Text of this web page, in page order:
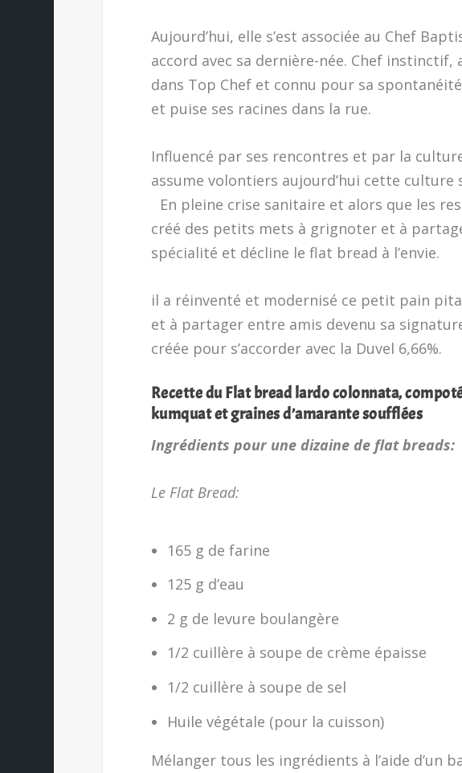
Aujourd’hui, elle s’est associée au Chef
accord avec sa dernière-née. Chef
dans Top Chef et connu pour sa
et puise ses racines dans la rue.
Influencé par ses rencontres et par la
assume volontiers aujourd’hui cette
En pleine crise sanitaire et alors que les
créé des petits mets à grignoter et à
spécialité et décline le flat bread à l’envie.
il a réinventé et modernisé ce petit pain
et à partager entre amis devenu sa
créée pour s’accorder avec la Duvel 6,66%.
Recette du Flat bread lardo colonnata,
kumquat et graines d’amarante soufflées
Ingrédients pour une dizaine de flat breads:
Le Flat Bread:
165 g de farine
125 g d’eau
2 g de levure boulangère
1/2 cuillère à soupe de crème épaisse
1/2 cuillère à soupe de sel
Huile végétale (pour la cuisson)
Mélanger tous les ingrédients à l’aide d’un